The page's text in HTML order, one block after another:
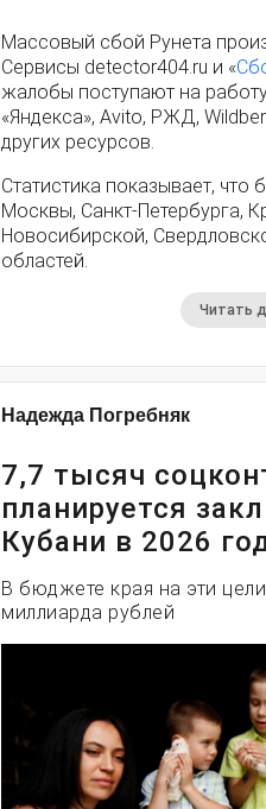
Массовый сбой Рунета
Сервисы detector404.ru и «
жалобы поступают на
«Яндекса», Avito, РЖД,
других ресурсов.
Статистика показывает,
Москвы, Санкт-Петербурга,
Новосибирской,
областей.
Читать
Надежда Погребняк
7,7 тысяч
планируется
Кубани в 2026
В бюджете края на эти
миллиарда рублей